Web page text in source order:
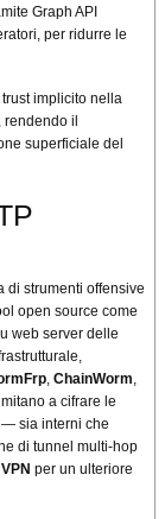
Graph API
per ridurre le
implicito nella
il
superficiale del
di strumenti offensive
open source come
web server delle
, ChainWorm,
a cifrare le
sia interni che
di tunnel multi-hop
per un ulteriore